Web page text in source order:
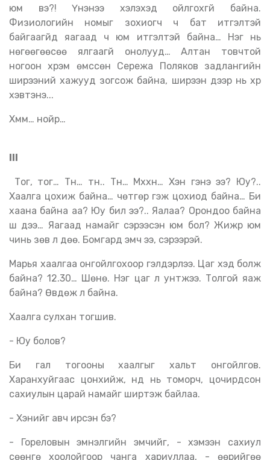
юм вэ?! Үнэнээ хэлэхэд ойлгохгүй байна.
Физиологийн номыг зохиогч ч бат итгэлтэй
байгаагүйд яагаад ч юм итгэлтэй байна… Нэг нь
нөгөөгөөсөө ялгаагүй онолууд… Алтан товчтой
ногоон хүрэм өмссөн Сережа Поляков задлангийн
ширээний хажууд зогсож байна, ширээн дээр нь хүүр
хэвтэнэ...
Хмм… нойр…
III
Тог, тог… Түн… түн.. Түн… Мххн… Хэн гэнэ ээ? Юу?..
Хаалга цохиж байна… чөтгөр гэж цохиод байна… Би
хаана байна аа? Юу бил ээ?.. Яалаа? Орондоо байна
шүү дээ… Яагаад намайг сэрээсэн юм бол? Жижүүр юм
чинь зөв л дөө. Бомгард эмч ээ, сэрээрэй.
Марья хаалгаа онгойлгохоор гэлдэрлээ. Цаг хэд болж
байна? 12.30… Шөнө. Нэг цаг л унтжээ. Толгой яаж
байна? Өвдөж л байна.
Хаалга сулхан тогшив.
- Юу болов?
Би гал тогооны хаалгыг хальт онгойлгов.
Харанхуйгаас цонхийж, нүд нь томорч, цочирдсон
сахиулын царай намайг ширтэж байлаа.
- Хэнийг авч ирсэн бэ?
- Гореловын эмнэлгийн эмчийг, - хэмээн сахиул
сөөнгө хоолойгоор чанга хариуллаа, - өөрийгөө